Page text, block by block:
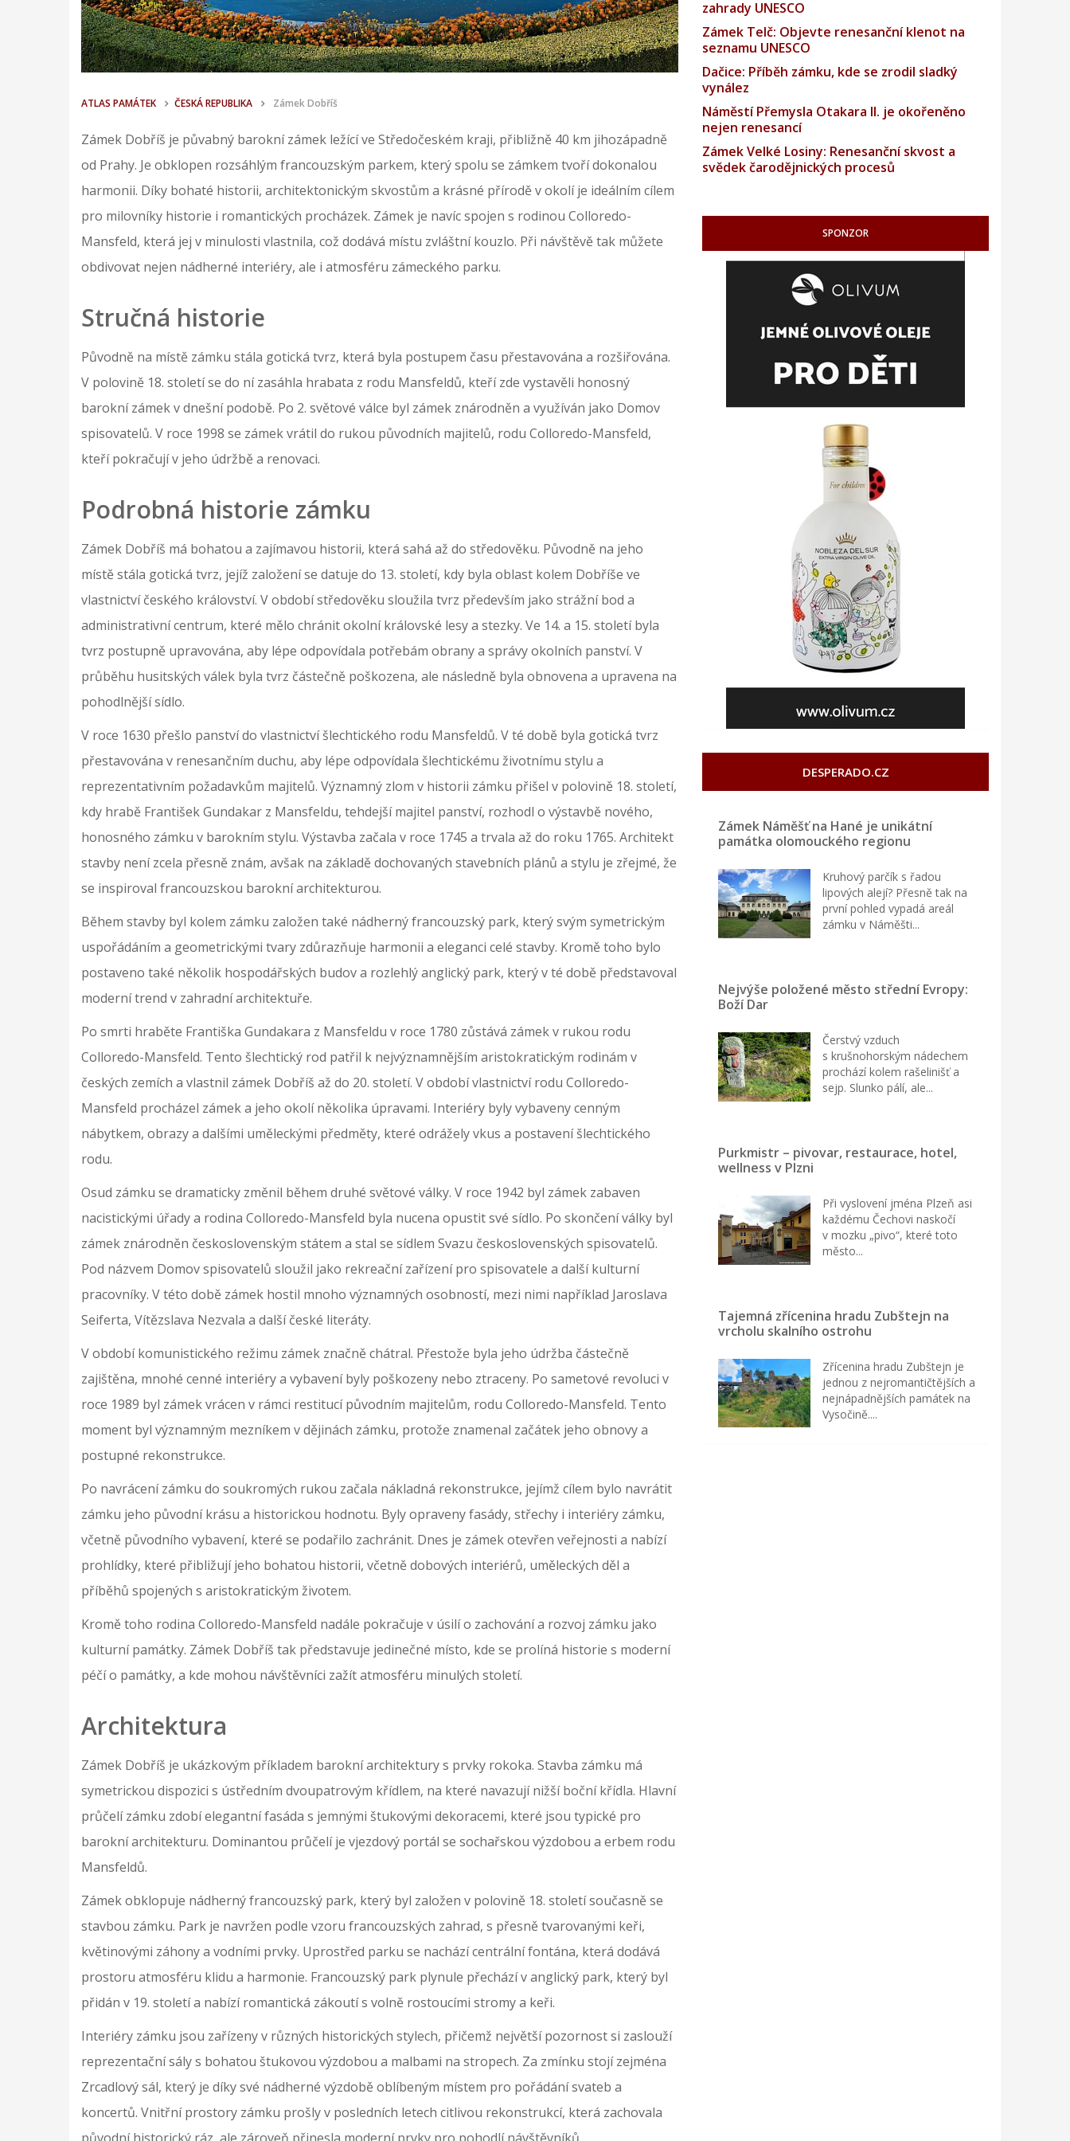
ATLAS PAMÁTEK ČESKÁ REPUBLIKA Zámek Dobříš
Zámek Dobříš je půvabný barokní zámek ležící ve Středočeském kraji, přibližně 40 km jihozápadně
od Prahy. Je obklopen rozsáhlým francouzským parkem, který spolu se zámkem tvoří dokonalou
harmonii. Díky bohaté historii, architektonickým skvostům a krásné přírodě v okolí je ideálním cílem
pro milovníky historie i romantických procházek. Zámek je navíc spojen s rodinou Colloredo-
Mansfeld, která jej v minulosti vlastnila, což dodává místu zvláštní kouzlo. Při návštěvě tak můžete
obdivovat nejen nádherné interiéry, ale i atmosféru zámeckého parku.
Stručná historie
Původně na místě zámku stála gotická tvrz, která byla postupem času přestavována a rozšiřována.
V polovině 18. století se do ní zasáhla hrabata z rodu Mansfeldů, kteří zde vystavěli honosný
barokní zámek v dnešní podobě. Po 2. světové válce byl zámek znárodněn a využíván jako Domov
spisovatelů. V roce 1998 se zámek vrátil do rukou původních majitelů, rodu Colloredo-Mansfeld,
kteří pokračují v jeho údržbě a renovaci.
Podrobná historie zámku
Zámek Dobříš má bohatou a zajímavou historii, která sahá až do středověku. Původně na jeho
místě stála gotická tvrz, jejíž založení se datuje do 13. století, kdy byla oblast kolem Dobříše ve
vlastnictví českého království. V období středověku sloužila tvrz především jako strážní bod a
administrativní centrum, které mělo chránit okolní královské lesy a stezky. Ve 14. a 15. století byla
tvrz postupně upravována, aby lépe odpovídala potřebám obrany a správy okolních panství. V
průběhu husitských válek byla tvrz částečně poškozena, ale následně byla obnovena a upravena na
pohodlnější sídlo.
V roce 1630 přešlo panství do vlastnictví šlechtického rodu Mansfeldů. V té době byla gotická tvrz
přestavována v renesančním duchu, aby lépe odpovídala šlechtickému životnímu stylu a
reprezentativním požadavkům majitelů. Významný zlom v historii zámku přišel v polovině 18. století,
kdy hrabě František Gundakar z Mansfeldu, tehdejší majitel panství, rozhodl o výstavbě nového,
honosného zámku v barokním stylu. Výstavba začala v roce 1745 a trvala až do roku 1765. Architekt
stavby není zcela přesně znám, avšak na základě dochovaných stavebních plánů a stylu je zřejmé, že
se inspiroval francouzskou barokní architekturou.
Během stavby byl kolem zámku založen také nádherný francouzský park, který svým symetrickým
uspořádáním a geometrickými tvary zdůrazňuje harmonii a eleganci celé stavby. Kromě toho bylo
postaveno také několik hospodářských budov a rozlehlý anglický park, který v té době představoval
moderní trend v zahradní architektuře.
Po smrti hraběte Františka Gundakara z Mansfeldu v roce 1780 zůstává zámek v rukou rodu
Colloredo-Mansfeld. Tento šlechtický rod patřil k nejvýznamnějším aristokratickým rodinám v
českých zemích a vlastnil zámek Dobříš až do 20. století. V období vlastnictví rodu Colloredo-
Mansfeld procházel zámek a jeho okolí několika úpravami. Interiéry byly vybaveny cenným
nábytkem, obrazy a dalšími uměleckými předměty, které odrážely vkus a postavení šlechtického
rodu.
Osud zámku se dramaticky změnil během druhé světové války. V roce 1942 byl zámek zabaven
nacistickými úřady a rodina Colloredo-Mansfeld byla nucena opustit své sídlo. Po skončení války byl
zámek znárodněn československým státem a stal se sídlem Svazu československých spisovatelů.
Pod názvem Domov spisovatelů sloužil jako rekreační zařízení pro spisovatele a další kulturní
pracovníky. V této době zámek hostil mnoho významných osobností, mezi nimi například Jaroslava
Seiferta, Vítězslava Nezvala a další české literáty.
V období komunistického režimu zámek značně chátral. Přestože byla jeho údržba částečně
zajištěna, mnohé cenné interiéry a vybavení byly poškozeny nebo ztraceny. Po sametové revoluci v
roce 1989 byl zámek vrácen v rámci restitucí původním majitelům, rodu Colloredo-Mansfeld. Tento
moment byl významným mezníkem v dějinách zámku, protože znamenal začátek jeho obnovy a
postupné rekonstrukce.
Po navrácení zámku do soukromých rukou začala nákladná rekonstrukce, jejímž cílem bylo navrátit
zámku jeho původní krásu a historickou hodnotu. Byly opraveny fasády, střechy i interiéry zámku,
včetně původního vybavení, které se podařilo zachránit. Dnes je zámek otevřen veřejnosti a nabízí
prohlídky, které přibližují jeho bohatou historii, včetně dobových interiérů, uměleckých děl a
příběhů spojených s aristokratickým životem.
Kromě toho rodina Colloredo-Mansfeld nadále pokračuje v úsilí o zachování a rozvoj zámku jako
kulturní památky. Zámek Dobříš tak představuje jedinečné místo, kde se prolíná historie s moderní
péčí o památky, a kde mohou návštěvníci zažít atmosféru minulých století.
Architektura
Zámek Dobříš je ukázkovým příkladem barokní architektury s prvky rokoka. Stavba zámku má
symetrickou dispozici s ústředním dvoupatrovým křídlem, na které navazují nižší boční křídla. Hlavní
průčelí zámku zdobí elegantní fasáda s jemnými štukovými dekoracemi, které jsou typické pro
barokní architekturu. Dominantou průčelí je vjezdový portál se sochařskou výzdobou a erbem rodu
Mansfeldů.
Zámek obklopuje nádherný francouzský park, který byl založen v polovině 18. století současně se
stavbou zámku. Park je navržen podle vzoru francouzských zahrad, s přesně tvarovanými keři,
květinovými záhony a vodními prvky. Uprostřed parku se nachází centrální fontána, která dodává
prostoru atmosféru klidu a harmonie. Francouzský park plynule přechází v anglický park, který byl
přidán v 19. století a nabízí romantická zákoutí s volně rostoucími stromy a keři.
Interiéry zámku jsou zařízeny v různých historických stylech, přičemž největší pozornost si zaslouží
reprezentační sály s bohatou štukovou výzdobou a malbami na stropech. Za zmínku stojí zejména
Zrcadlový sál, který je díky své nádherné výzdobě oblíbeným místem pro pořádání svateb a
koncertů. Vnitřní prostory zámku prošly v posledních letech citlivou rekonstrukcí, která zachovala
původní historický ráz, ale zároveň přinesla moderní prvky pro pohodlí návštěvníků.
zahrady UNESCO
Zámek Telč: Objevte renesanční klenot na
seznamu UNESCO
Dačice: Příběh zámku, kde se zrodil sladký
vynález
Náměstí Přemysla Otakara II. je okořeněno
nejen renesancí
Zámek Velké Losiny: Renesanční skvost a
svědek čarodějnických procesů
SPONZOR
DESPERADO.CZ
Zámek Náměšť na Hané je unikátní
památka olomouckého regionu
Kruhový parčík s řadou
lipových alejí? Přesně tak na
první pohled vypadá areál
zámku v Náměšti...
Nejvýše položené město střední Evropy:
Boží Dar
Čerstvý vzduch
s krušnohorským nádechem
prochází kolem rašelinišť a
sejp. Slunko pálí, ale...
Purkmistr – pivovar, restaurace, hotel,
wellness v Plzni
Při vyslovení jména Plzeň asi
každému Čechovi naskočí
v mozku „pivo“, které toto
město...
Tajemná zřícenina hradu Zubštejn na
vrcholu skalního ostrohu
Zřícenina hradu Zubštejn je
jednou z nejromantičtějších a
nejnápadnějších památek na
Vysočině....